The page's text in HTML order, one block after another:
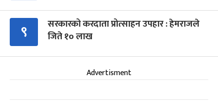
९
सरकारको करदाता प्रोत्साहन उपहार : हेमराजले
जिते १० लाख
Advertisment